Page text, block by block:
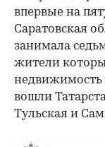
впервые на
Саратовская
занимала
жители
недвижимость
вошли
Тульская и